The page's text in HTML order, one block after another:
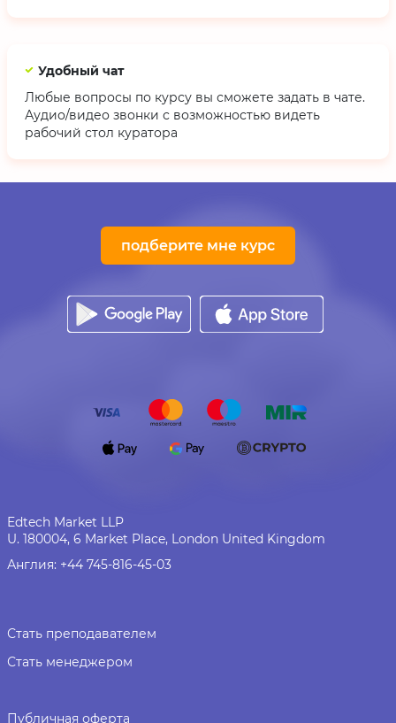
Удобный чат
Любые вопросы по курсу вы сможете задать в чате.
Аудио/видео звонки с возможностью видеть
рабочий стол куратора
подберите мне курс
Edtech Market LLP
U. 180004, 6 Market Place, London United Kingdom
Англия: +44 745-816-45-03
Публичная оферта
Стать преподавателем
Стать менеджером